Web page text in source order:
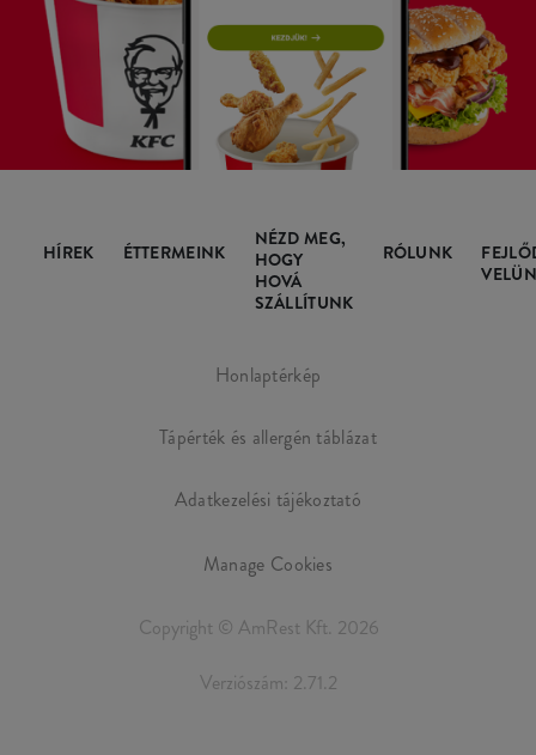
HÍREK ÉTTERMEINK
NÉZD MEG,
HOGY
HOVÁ
SZÁLLÍTUNK
RÓLUNK
Honlaptérkép
Tápérték és allergén táblázat
Adatkezelési tájékoztató
Manage Cookies
Copyright © AmRest Kft. 2026
Verziószám: 2.71.2